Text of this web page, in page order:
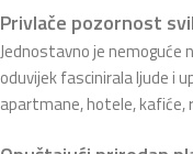
Privlače pozornost
Jednostavno je
oduvijek fascinirala ljude i
apartmane, hotele, kafiće,